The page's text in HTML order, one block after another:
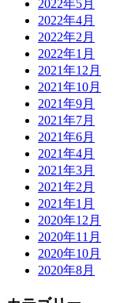
2022年5月
2022年4月
2022年2月
2022年1月
2021年12月
2021年10月
2021年9月
2021年7月
2021年6月
2021年4月
2021年3月
2021年2月
2021年1月
2020年12月
2020年11月
2020年10月
2020年8月